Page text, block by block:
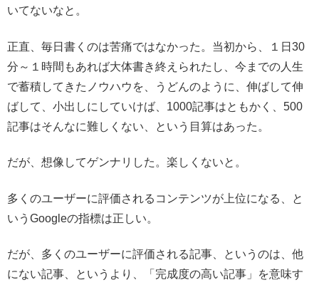
いてないなと。
正直、毎日書くのは苦痛ではなかった。当初から、１日30
分～１時間もあれば大体書き終えられたし、今までの人生
で蓄積してきたノウハウを、うどんのように、伸ばして伸
ばして、小出しにしていけば、1000記事はともかく、500
記事はそんなに難しくない、という目算はあった。
だが、想像してゲンナリした。楽しくないと。
多くのユーザーに評価されるコンテンツが上位になる、と
いうGoogleの指標は正しい。
だが、多くのユーザーに評価される記事、というのは、他
にない記事、というより、「完成度の高い記事」を意味す